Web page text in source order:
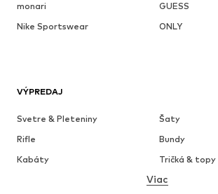
monari
GUESS
Nike Sportswear
ONLY
VÝPREDAJ
Svetre & Pleteniny
Šaty
Rifle
Bundy
Kabáty
Tričká & topy
Bielizeň
Viac